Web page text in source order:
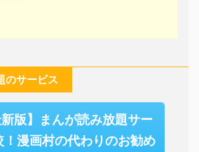
のサービス
版】まんが読み放題サー
！漫画村の代わりのお勧め